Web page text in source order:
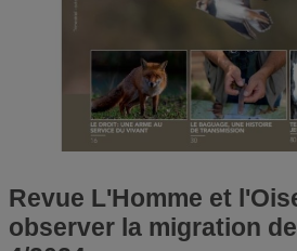
Revue L'Homme et
observer la migration